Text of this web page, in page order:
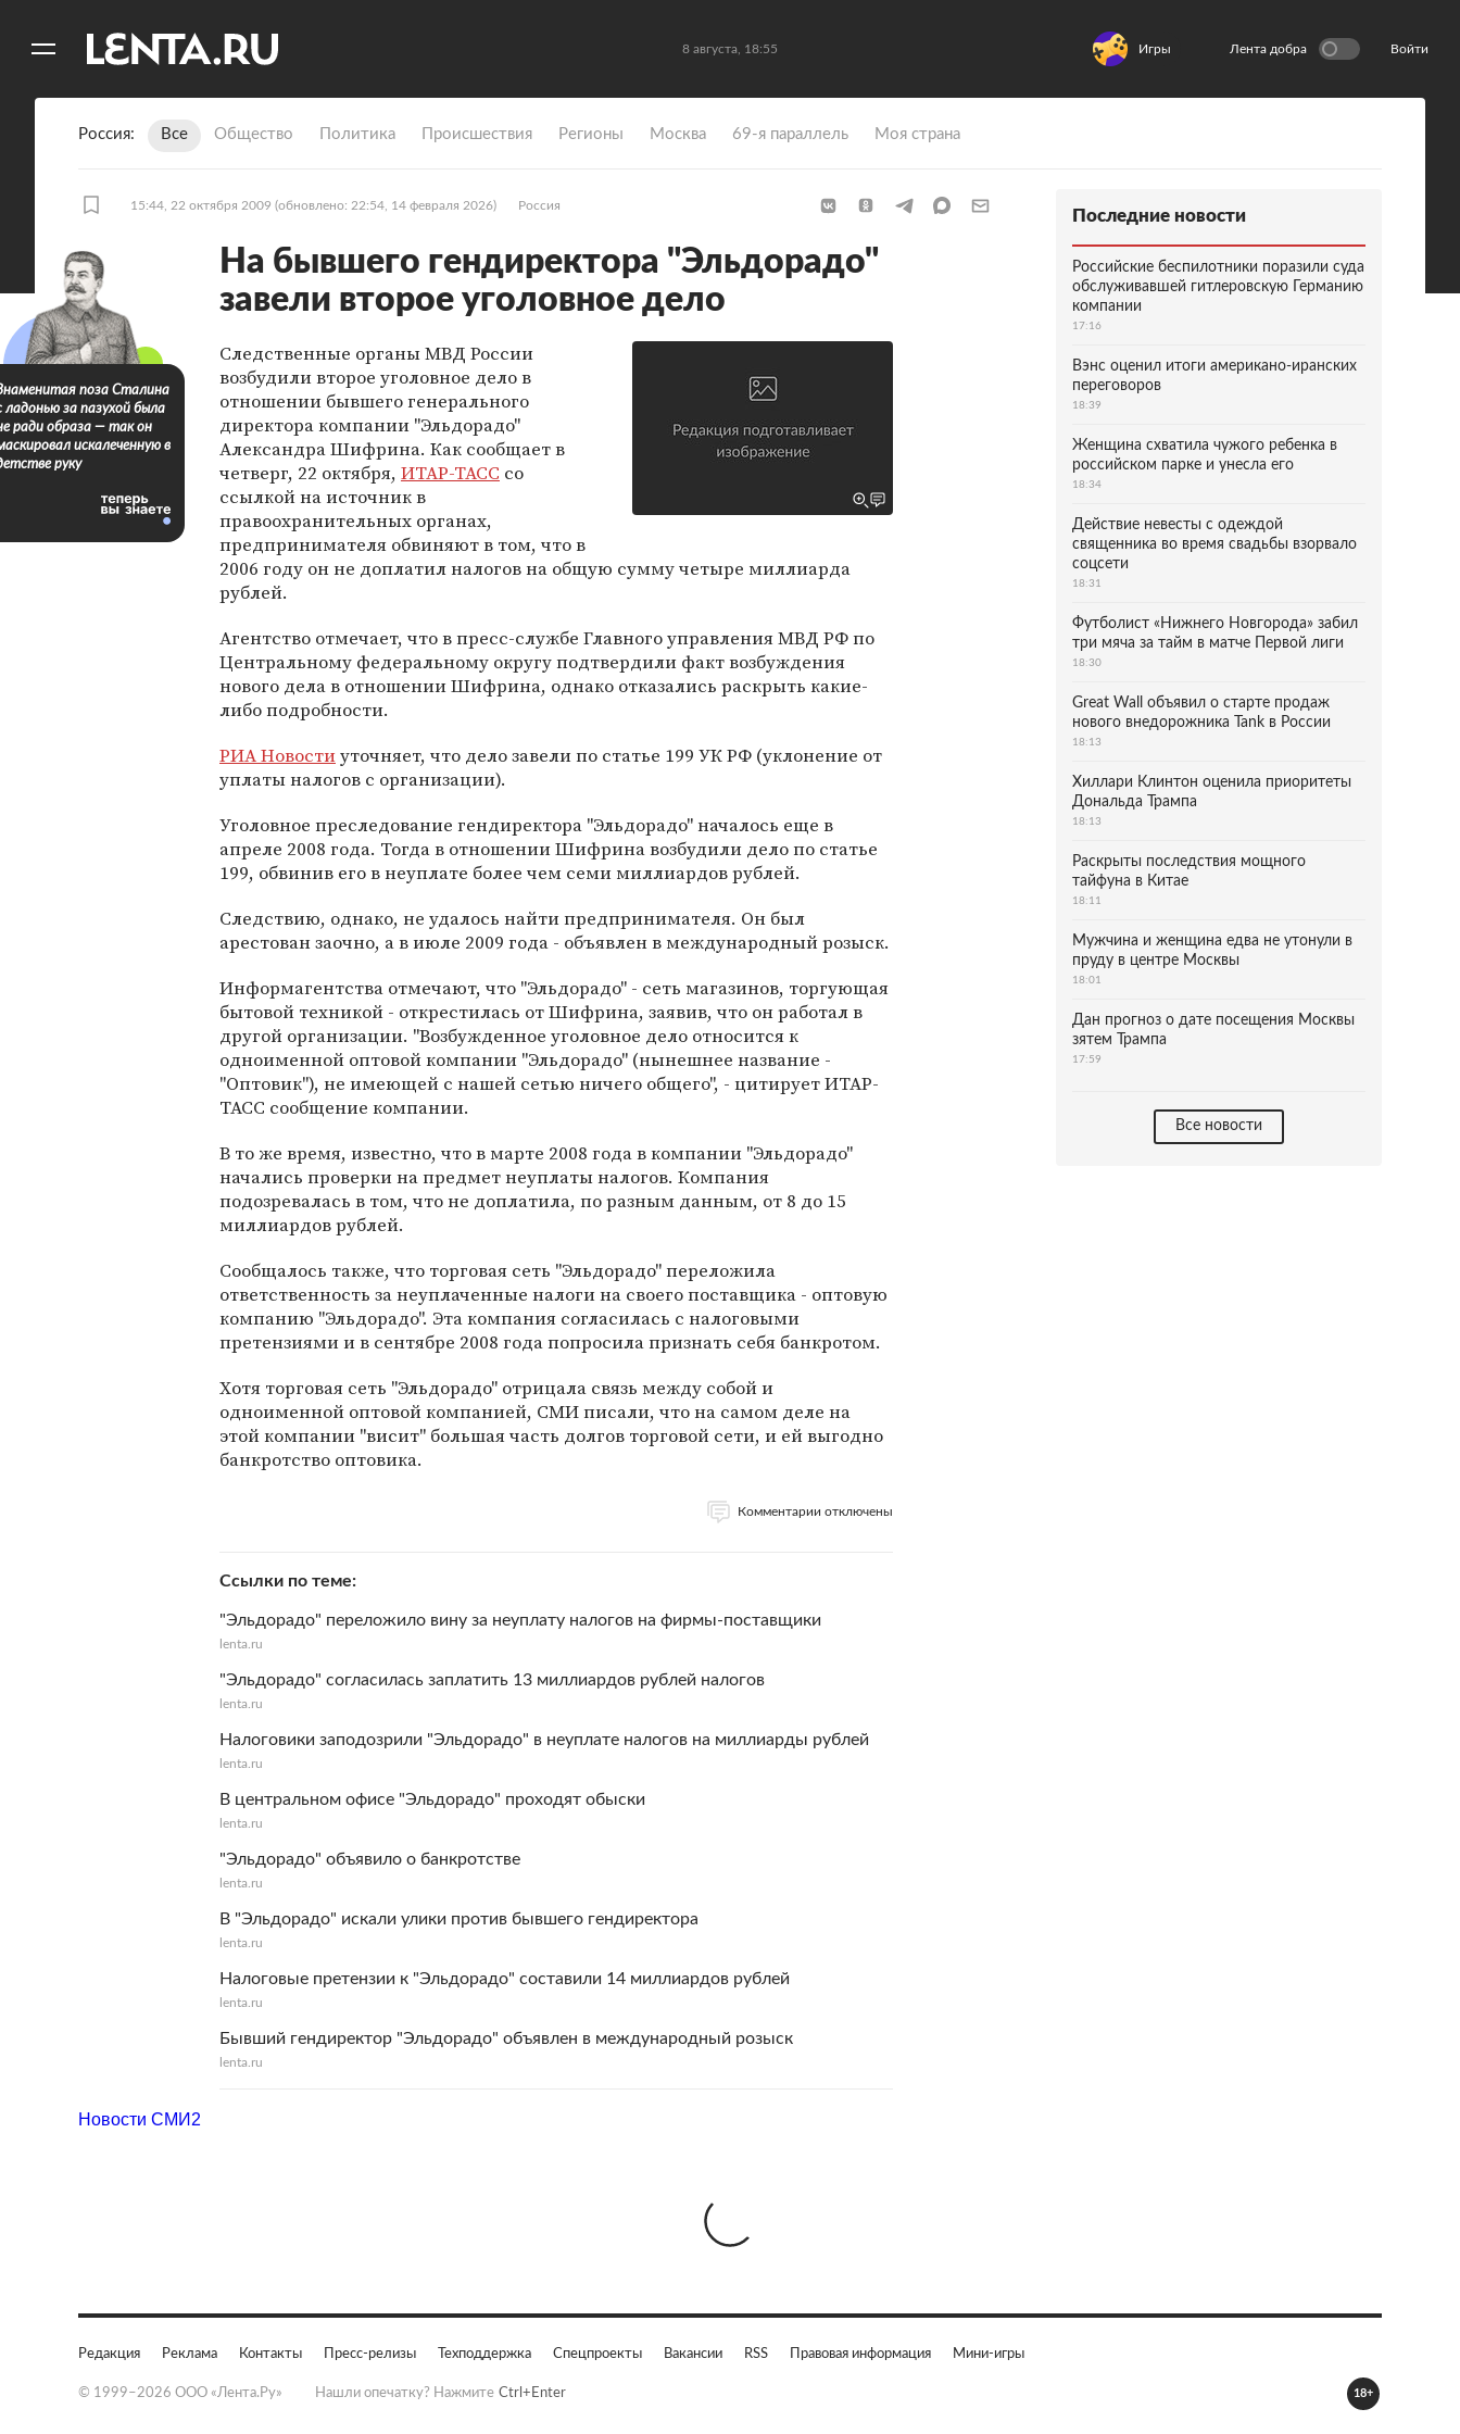
8 августа, 18:55 Игры Лента добра Войти
Россия Все Общество Политика Происшествия Регионы Москва 69-я параллель Моя страна
15:44, 22 октября 2009 (обновлено: 22:54, 14 февраля 2026) Россия
На бывшего гендиректора "Эльдорадо"
завели второе уголовное дело
Следственные органы МВД России
возбудили второе уголовное дело в
отношении бывшего генерального
директора компании "Эльдорадо"
Александра Шифрина. Как сообщает в
четверг, 22 октября, ИТАР-ТАСС со
ссылкой на источник в
правоохранительных органах,
предпринимателя обвиняют в том, что в
2006 году он не доплатил налогов на общую сумму четыре миллиарда
рублей.
Агентство отмечает, что в пресс-службе Главного управления МВД РФ по
Центральному федеральному округу подтвердили факт возбуждения
нового дела в отношении Шифрина, однако отказались раскрыть какие-
либо подробности.
РИА Новостиуточняет, что дело завели по статье 199 УК РФ (уклонение от
уплаты налогов с организации).
Уголовное преследование гендиректора "Эльдорадо" началось еще в
апреле 2008 года. Тогда в отношении Шифрина возбудили дело по статье
199, обвинив его в неуплате более чем семи миллиардов рублей.
Следствию, однако, не удалось найти предпринимателя. Он был
арестован заочно, а в июле 2009 года - объявлен в международный розыск.
Информагентства отмечают, что "Эльдорадо" - сеть магазинов, торгующая
бытовой техникой - открестилась от Шифрина, заявив, что он работал в
другой организации. "Возбужденное уголовное дело относится к
одноименной оптовой компании "Эльдорадо" (нынешнее название -
"Оптовик"), не имеющей с нашей сетью ничего общего", - цитирует ИТАР-
ТАСС сообщение компании.
В то же время, известно, что в марте 2008 года в компании "Эльдорадо"
начались проверки на предмет неуплаты налогов. Компания
подозревалась в том, что не доплатила, по разным данным, от 8 до 15
миллиардов рублей.
Сообщалось также, что торговая сеть "Эльдорадо" переложила
ответственность за неуплаченные налоги на своего поставщика - оптовую
компанию "Эльдорадо". Эта компания согласилась с налоговыми
претензиями и в сентябре 2008 года попросила признать себя банкротом.
Хотя торговая сеть "Эльдорадо" отрицала связь между собой и
одноименной оптовой компанией, СМИ писали, что на самом деле на
этой компании "висит" большая часть долгов торговой сети, и ей выгодно
банкротство оптовика.
Комментарии отключены
Ссылки по теме
"Эльдорадо" переложило вину за неуплату налогов на фирмы-поставщики
lenta.ru
"Эльдорадо" согласилась заплатить 13 миллиардов рублей налогов
lenta.ru
Налоговики заподозрили "Эльдорадо" в неуплате налогов на миллиарды рублей
lenta.ru
В центральном офисе "Эльдорадо" проходят обыски
lenta.ru
"Эльдорадо" объявило о банкротстве
lenta.ru
В "Эльдорадо" искали улики против бывшего гендиректора
lenta.ru
Налоговые претензии к "Эльдорадо" составили 14 миллиардов рублей
lenta.ru
Бывший гендиректор "Эльдорадо" объявлен в международный розыск
lenta.ru
поза Сталина
ладонью за пазухой была
ради образа — так он
искалеченную в
руку
Последние новости
Российские беспилотники поразили суда
обслуживавшей гитлеровскую Германию
компании
17:16
Вэнс оценил итоги американо-иранских
переговоров
18:39
Женщина схватила чужого ребенка в
российском парке и унесла его
18:34
Действие невесты с одеждой
священника во время свадьбы взорвало
соцсети
18:31
Футболист «Нижнего Новгорода» забил
три мяча за тайм в матче Первой лиги
18:30
Great Wall объявил о старте продаж
нового внедорожника Tank в России
18:13
Хиллари Клинтон оценила приоритеты
Дональда Трампа
18:13
Раскрыты последствия мощного
тайфуна в Китае
18:11
Мужчина и женщина едва не утонули в
пруду в центре Москвы
18:01
Дан прогноз о дате посещения Москвы
зятем Трампа
17:59
Все новости
Новости СМИ2
Редакция Реклама Контакты Пресс-релизы Техподдержка Спецпроекты Вакансии RSS Правовая информация Мини-игры
© 1999–2026 ООО «Лента.Ру» Нашли опечатку? Нажмите Ctrl+Enter 18+